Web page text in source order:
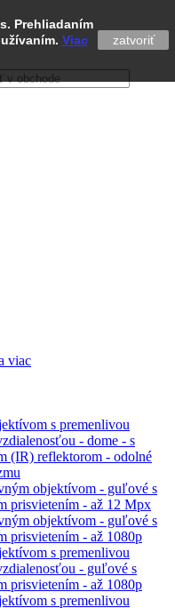
Prehliadaním
Viac
zatvoriť
viac
s premenlivou
- dome - s
(IR) reflektorom - odolné
objektívom - guľové s
prisvietením - až 12 Mpx
objektívom - guľové s
prisvietením - až 1080p
s premenlivou
- guľové s
prisvietením - až 1080p
s premenlivou